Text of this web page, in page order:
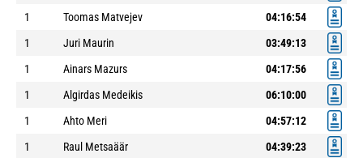
1
Toomas Matvejev
04:16:54
1
Juri Maurin
03:49:13
1
Ainars Mazurs
04:17:56
1
Algirdas Medeikis
06:10:00
1
Ahto Meri
04:57:12
1
Raul Metsaäär
04:39:23